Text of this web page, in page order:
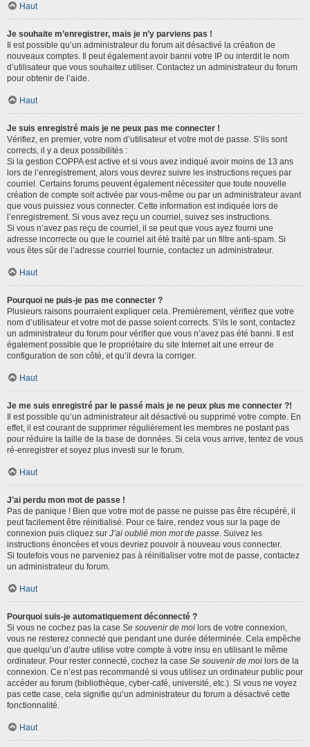
Haut
Je souhaite m’enregistrer, mais je n’y parviens pas !
Il est possible qu’un administrateur du forum ait désactivé la création de
nouveaux comptes. Il peut également avoir banni votre IP ou interdit le nom
d’utilisateur que vous souhaitez utiliser. Contactez un administrateur du forum
pour obtenir de l’aide.
Haut
Je suis enregistré mais je ne peux pas me connecter !
Vérifiez, en premier, votre nom d’utilisateur et votre mot de passe. S’ils sont
corrects, il y a deux possibilités :
Si la gestion COPPA est active et si vous avez indiqué avoir moins de 13 ans
lors de l’enregistrement, alors vous devrez suivre les instructions reçues par
courriel. Certains forums peuvent également nécessiter que toute nouvelle
création de compte soit activée par vous-même ou par un administrateur avant
que vous puissiez vous connecter. Cette information est indiquée lors de
l’enregistrement. Si vous avez reçu un courriel, suivez ses instructions.
Si vous n’avez pas reçu de courriel, il se peut que vous ayez fourni une
adresse incorrecte ou que le courriel ait été traité par un filtre anti-spam. Si
vous êtes sûr de l’adresse courriel fournie, contactez un administrateur.
Haut
Pourquoi ne puis-je pas me connecter ?
Plusieurs raisons pourraient expliquer cela. Premièrement, vérifiez que votre
nom d’utilisateur et votre mot de passe soient corrects. S’ils le sont, contactez
un administrateur du forum pour vérifier que vous n’avez pas été banni. Il est
également possible que le propriétaire du site Internet ait une erreur de
configuration de son côté, et qu’il devra la corriger.
Haut
Je me suis enregistré par le passé mais je ne peux plus me connecter ?!
Il est possible qu’un administrateur ait désactivé ou supprimé votre compte. En
effet, il est courant de supprimer régulièrement les membres ne postant pas
pour réduire la taille de la base de données. Si cela vous arrive, tentez de vous
ré-enregistrer et soyez plus investi sur le forum.
Haut
J’ai perdu mon mot de passe !
Pas de panique ! Bien que votre mot de passe ne puisse pas être récupéré, il
peut facilement être réinitialisé. Pour ce faire, rendez vous sur la page de
connexion puis cliquez sur J’ai oublié mon mot de passe. Suivez les
instructions énoncées et vous devriez pouvoir à nouveau vous connecter.
Si toutefois vous ne parveniez pas à réinitialiser votre mot de passe, contactez
un administrateur du forum.
Haut
Pourquoi suis-je automatiquement déconnecté ?
Si vous ne cochez pas la case Se souvenir de moi lors de votre connexion,
vous ne resterez connecté que pendant une durée déterminée. Cela empêche
que quelqu’un d’autre utilise votre compte à votre insu en utilisant le même
ordinateur. Pour rester connecté, cochez la case Se souvenir de moi lors de la
connexion. Ce n’est pas recommandé si vous utilisez un ordinateur public pour
accéder au forum (bibliothèque, cyber-café, université, etc.). Si vous ne voyez
pas cette case, cela signifie qu’un administrateur du forum a désactivé cette
fonctionnalité.
Haut